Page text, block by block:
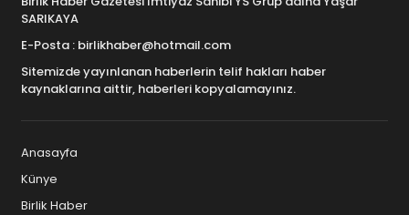
SARIKAYA
E-Posta : birlikhaber@hotmail.com
Sitemizde yayınlanan haberlerin telif hakları haber
kaynaklarına aittir, haberleri kopyalamayınız.
Anasayfa
Künye
Birlik Haber